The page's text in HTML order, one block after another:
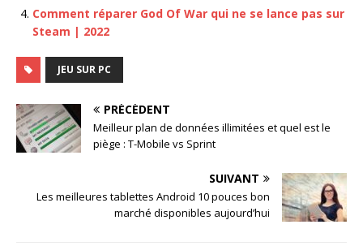
Comment réparer God Of War qui ne se lance pas sur
Steam | 2022
JEU SUR PC
PRÉCÉDENT
Meilleur plan de données illimitées et quel est le
piège : T-Mobile vs Sprint
SUIVANT
Les meilleures tablettes Android 10 pouces bon
marché disponibles aujourd’hui